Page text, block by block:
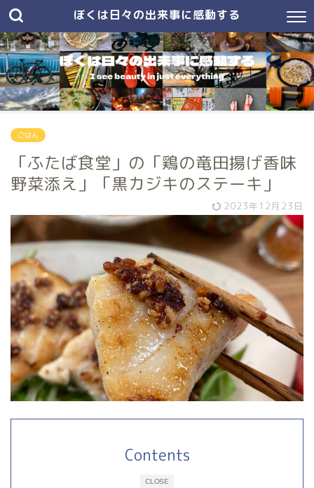
ぼくは日々の出来事に感動する
ごはん
「ふたば食堂」の「鶏の竜田揚げ香味
野菜添え」「黒カジキのステーキ」
2023年12月23日
CLOSE
Contents